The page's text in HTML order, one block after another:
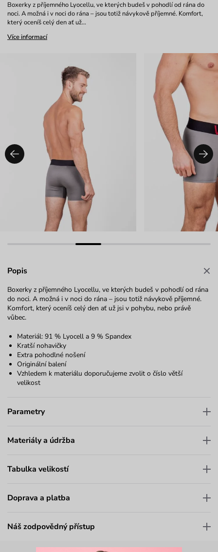
Boxerky z příjemného Lyocellu, ve kterých budeš v pohodlí od rána do
noci. A možná i v noci do rána – jsou totiž návykově příjemné. Komfort,
který oceníš celý den ať už…
Více informací
Popis
Boxerky z příjemného Lyocellu, ve kterých budeš v pohodlí od rána
do noci. A možná i v noci do rána – jsou totiž návykově příjemné.
Komfort, který oceníš celý den ať už jsi v pohybu, nebo právě
vůbec.
Materiál: 91 % Lyocell a 9 % Spandex
Kratší nohavičky
Extra pohodlné nošení
Originální balení
Vzhledem k materiálu doporučujeme zvolit o číslo větší
velikost
Parametry
Materiály a údržba
Tabulka velikostí
Doprava a platba
Náš zodpovědný přístup